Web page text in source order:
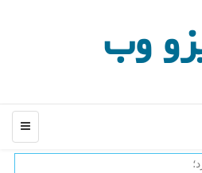
وب
منو